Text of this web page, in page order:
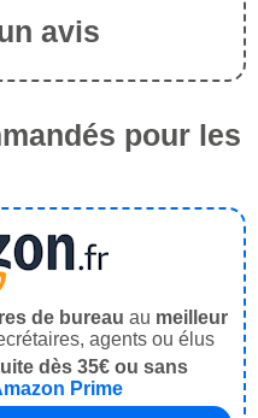
avis
pour les
de bureau au meilleur
agents ou élus
dès 35€ ou sans
Prime